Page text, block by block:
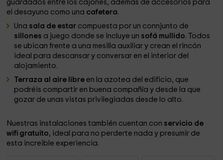
guardados entre los cajones, además de accesorios para
el desayuno como una cafetera.
Una sala de estar compuesta por un connjunto de
sillones a juego donde se incluye un sofá mullido. Todos
se ubican frente a una mesilla auxiliar y crean el rincón
ideal para descansar y conversar en el interior del
alojamiento.
Terraza al aire libre en la azotea del edificio, que
podréis compartir en buena compañía y desde la que
gozar de unas vistas privilegiadas desde lo alto.
Nuestras instalaciones también cuentan con servicio de
wifi gratuito, ideal para no perderte nada y presumir de
esta increible experiencia.